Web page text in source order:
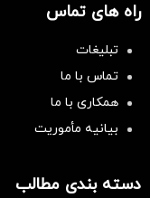
راه های تماس
تبلیغات
تماس با ما
همکاری با ما
بیانیه مأموریت
دسته بندی مطالب